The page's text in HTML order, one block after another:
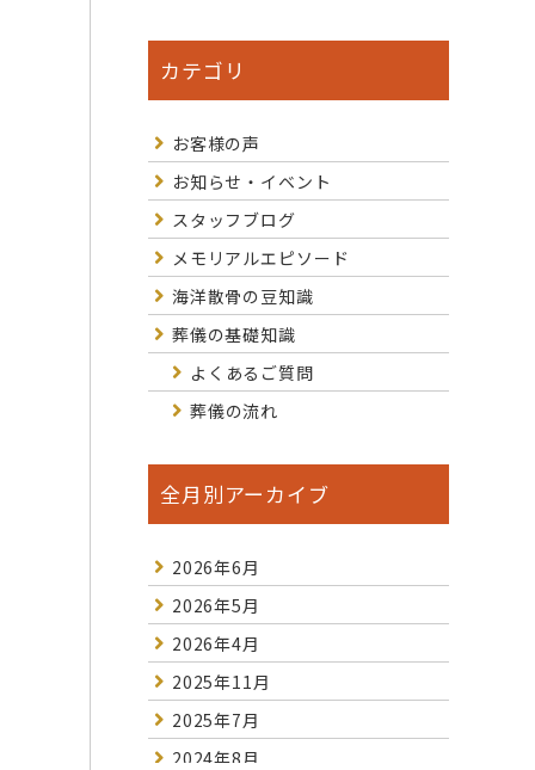
カテゴリ
お客様の声
お知らせ・イベント
スタッフブログ
メモリアルエピソード
海洋散骨の豆知識
葬儀の基礎知識
よくあるご質問
葬儀の流れ
全月別アーカイブ
2026年6月
2026年5月
2026年4月
2025年11月
2025年7月
2024年8月